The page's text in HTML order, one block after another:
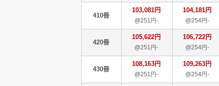
410冊
103,081円
@251円-
104,181円
@254円-
420冊
105,622円
@251円-
106,722円
@254円-
430冊
108,163円
@251円-
109,263円
@254円-